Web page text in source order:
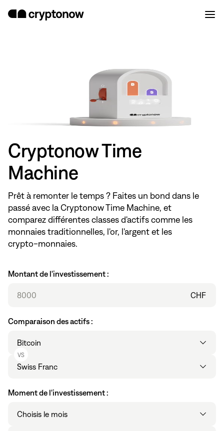
Cryptonow Time
Machine
Prêt à remonter le temps ? Faites un bond dans le
passé avec la Cryptonow Time Machine, et
comparez différentes classes d'actifs comme les
monnaies traditionnelles, l'or, l'argent et les
crypto-monnaies.
Montant de l'investissement :
CHF
Comparaison des actifs :
VS
Other Asset
Moment de l'investissement :